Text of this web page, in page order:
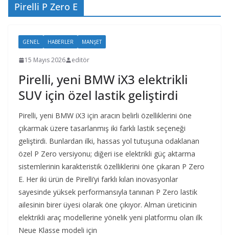
Pirelli P Zero E
GENEL HABERLER MANŞET
15 Mayıs 2026 editör
Pirelli, yeni BMW iX3 elektrikli
SUV için özel lastik geliştirdi
Pirelli, yeni BMW iX3 için aracın belirli özelliklerini öne
çıkarmak üzere tasarlanmış iki farklı lastik seçeneği
geliştirdi. Bunlardan ilki, hassas yol tutuşuna odaklanan
özel P Zero versiyonu; diğeri ise elektrikli güç aktarma
sistemlerinin karakteristik özelliklerini öne çıkaran P Zero
E. Her iki ürün de Pirelli’yi farklı kılan inovasyonlar
sayesinde yüksek performansıyla tanınan P Zero lastik
ailesinin birer üyesi olarak öne çıkıyor. Alman üreticinin
elektrikli araç modellerine yönelik yeni platformu olan ilk
Neue Klasse modeli için